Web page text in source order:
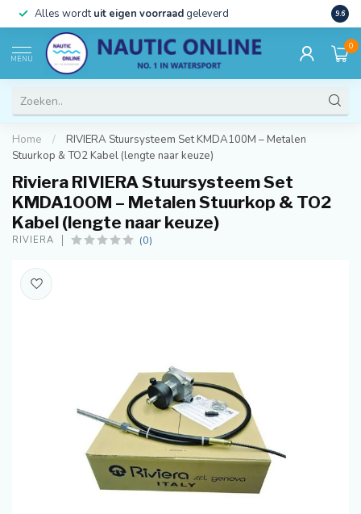
Alles wordtuit eigen voorraad geleverd 9.6
MENU
0
Home /
RIVIERA Stuursysteem Set KMDA100M – Metalen
Stuurkop & TO2 Kabel (lengte naar keuze)
Riviera RIVIERA Stuursysteem Set
KMDA100M – Metalen Stuurkop & TO2
Kabel (lengte naar keuze)
RIVIERA (0)